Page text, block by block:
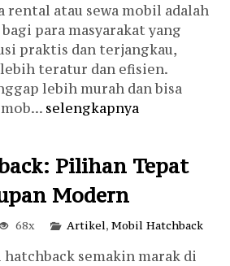
rental atau sewa mobil adalah
para masyarakat yang
praktis dan terjangkau,
teratur dan efisien.
lebih murah dan bisa
selengkapnya
Pilihan Tepat
Modern
68x Artikel, Mobil Hatchback
semakin marak di